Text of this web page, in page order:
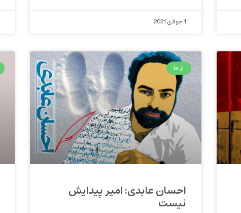
1 جولای 2021
از ما
احسان عابدی: امیر پیدایش
نیست